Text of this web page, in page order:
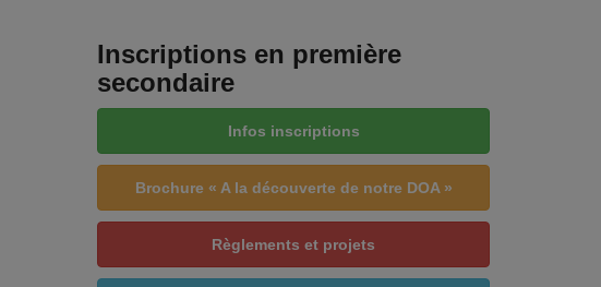
Inscriptions en première
secondaire
Infos inscriptions
Brochure « A la découverte de notre DOA »
Règlements et projets